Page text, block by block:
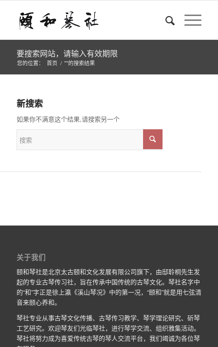
要搜索网站，请输入有效期限
您的位置： 首页 / ""的搜索结果
新搜索
如果你不满意这个结果,请搜索另一个
关于我们
颐和琴社是北京太古颐和文化发展有限公司旗下，由邸聆桐先生发
起的专业古琴传习社，旨在传承中国传统的古琴文化。琴社名字中
的“和”字正是徐上瀛《溪山琴况》中的第一况，“颐和”就是用七弦清
音来颐心养和。
琴社专业从事古琴文化传播、古琴传习教学、琴学理论研究、斫琴
工艺研究。欢迎琴友们光临琴社，进行琴学交流、组织雅集活动。
琴社将努力成为喜爱传统古琴的琴人交流平台，我们竭诚为各位琴